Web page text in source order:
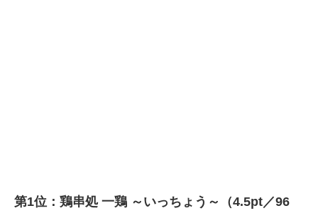
第1位：鶏串処 一鶏 ～いっちょう～（4.5pt／96